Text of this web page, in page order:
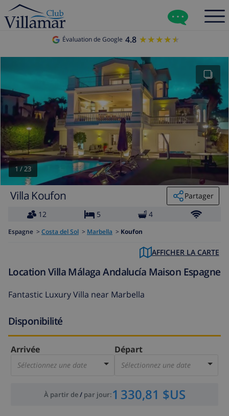
Évaluation de Google 4.8 ★★★★★
★★★★★
1 /23
Villa Koufon
Partager
12
5 4
Espagne > Costa del Sol > Marbella > Koufon
AFFICHER LA CARTE
Location Villa Málaga Andalucía Maison Espagne
Fantastic Luxury Villa near Marbella
Disponibilité
Arrivée
Sélectionnez une date
Départ
Sélectionnez une date
À partir de/ par jour:1 330,81 $US